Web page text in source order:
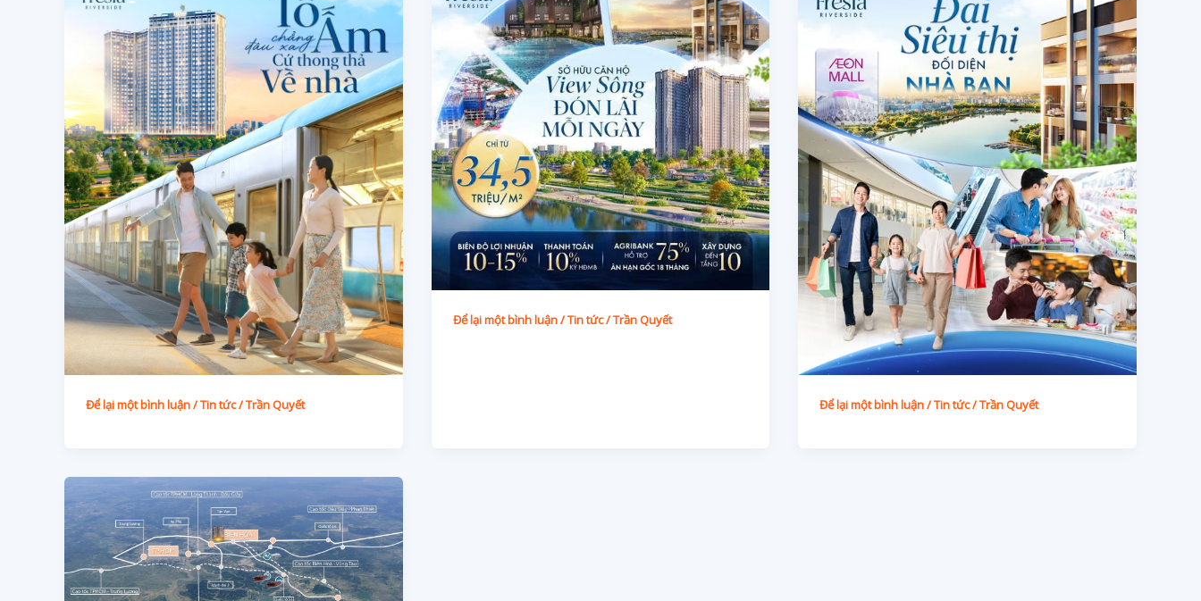
Để lại một bình luận/Tin tức/Trần Quyết
Để lại một bình luận/Tin tức/Trần Quyết
Để lại một bình luận/Tin tức/Trần Quyết